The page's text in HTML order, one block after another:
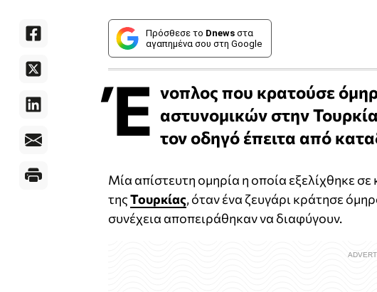
Πρόσθεσε το Dnews στα
αγαπημένα σου στη Google
Έ νοπλος που κρατούσε
αστυνομικών στην
τον οδηγό έπειτα από
Μία απίστευτη ομηρία η οποία εξελίχθηκε
τηςΤουρκίας, όταν ένα ζευγάρι κράτησε
συνέχεια αποπειράθηκαν να διαφύγουν.